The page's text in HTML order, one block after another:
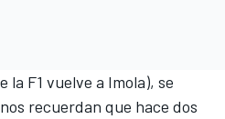
la F1 vuelve a Imola), se
recuerdan que hace dos